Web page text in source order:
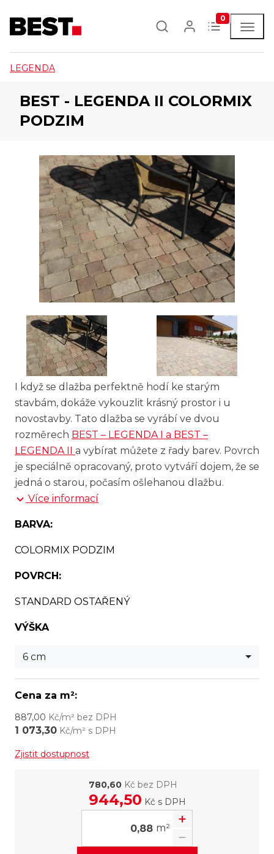
0
LEGENDA
BEST - LEGENDA II COLORMIX
PODZIM
I když se dlažba perfektně hodí ke starým
stavbám, dokáže vykouzlit krásný prostor i u
novostavby. Tato dlažba se vyrábí ve dvou
rozměrech BEST – LEGENDA I a BEST –
LEGENDA II a vybírat můžete z řady barev. Povrch
je speciálně opracovaný, proto vytváří dojem, že se
jedná o starou, počasím ošlehanou dlažbu.
Více informací
BARVA:
COLORMIX PODZIM
POVRCH:
STANDARD OSTAŘENÝ
VÝŠKA
6 cm
Cena za m²:
887,00 Kč/m² bez DPH
1 073,30 Kč/m² s DPH
Zjistit dostupnost
780,60Kč bez DPH
944,50 Kč s DPH
m²